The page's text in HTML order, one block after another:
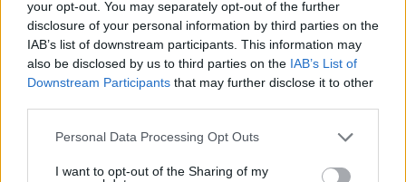
your opt-out. You may separately opt-out of the further
disclosure of your personal information by third parties on the
IAB’s list of downstream participants. This information may
also be disclosed by us to third parties on the IAB’s List of
Downstream Participants that may further disclose it to other
Please note that this website/app uses one or more Google
not limited to your visit or usage behaviour. You may click to
Personal Data Processing Opt Outs
I want to opt-out of the Sharing of my
Greek Goddess Beauty: Η τάση ομορφιάς που μας κάνει
να θέλουμε να μοιάζουμε με σύγχρονη Ελληνίδα θεά
Οι 6 σοβαρές ασθένειες της γάτας που μπορείτε να
πριν 12 λεπτά
με 4 μαχαίρια και δύο ψαλίδια κλαδέματος
πριν 14 λεπτά